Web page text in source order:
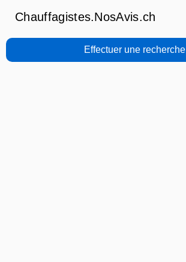
Chauffagistes.NosAvis.ch
Effectuer une recherche